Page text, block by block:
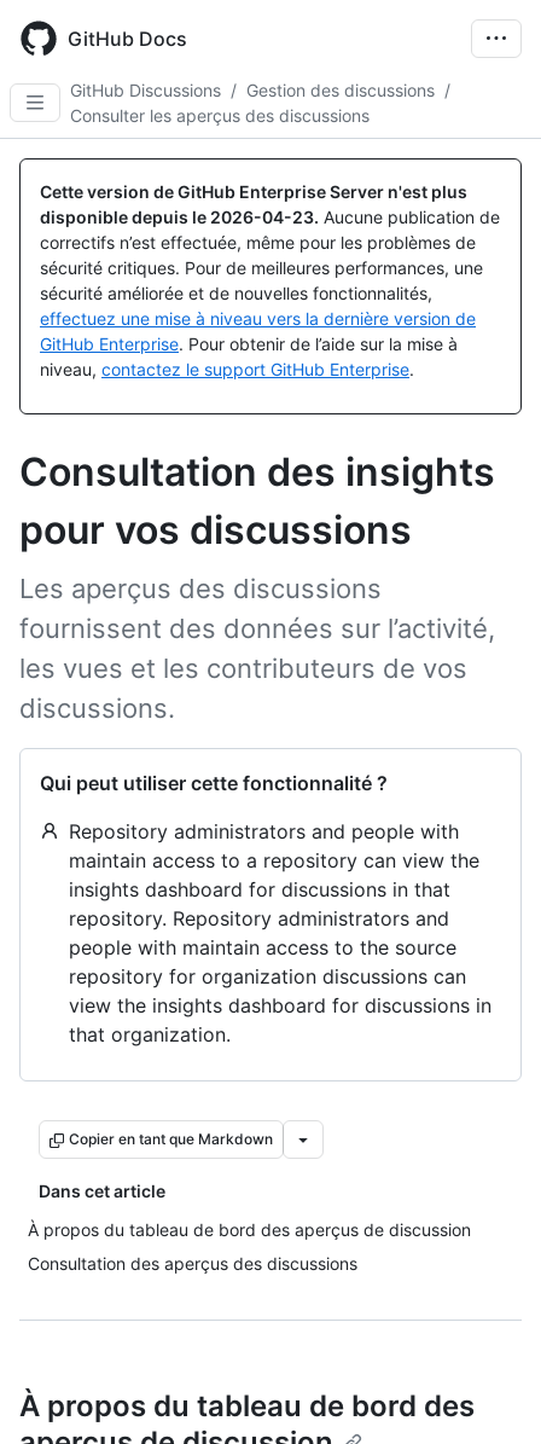
main
content
GitHub Docs
GitHub Discussions / Gestion des discussions /
Consulter les aperçus des discussions
Cette version de GitHub Enterprise Server n'est plus
disponible depuis le 2026-04-23. Aucune publication de
correctifs n’est effectuée, même pour les problèmes de
sécurité critiques. Pour de meilleures performances, une
sécurité améliorée et de nouvelles fonctionnalités,
effectuez une mise à niveau vers la dernière version de
GitHub Enterprise. Pour obtenir de l’aide sur la mise à
niveau, contactez le support GitHub Enterprise.
Consultation des insights
pour vos discussions
Les aperçus des discussions
fournissent des données sur l’activité,
les vues et les contributeurs de vos
discussions.
Qui peut utiliser cette fonctionnalité ?
Repository administrators and people with
maintain access to a repository can view the
insights dashboard for discussions in that
repository. Repository administrators and
people with maintain access to the source
repository for organization discussions can
view the insights dashboard for discussions in
that organization.
Copier en tant que Markdown
Dans cet article
À propos du tableau de bord des aperçus de discussion
Consultation des aperçus des discussions
À propos du tableau de bord des